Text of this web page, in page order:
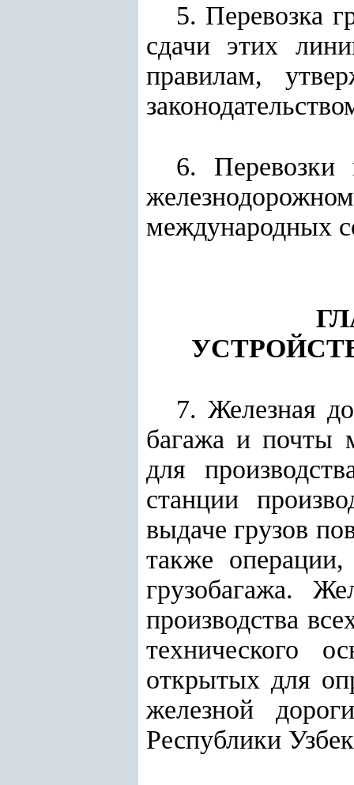
5. Перевозка
сдачи этих
правилам,
6. Перевозки
международных
7. Железная
багажа и почты
для
станции
выдаче грузов
также
грузобагажа.
производства
технического
открытых для
железной
Республики